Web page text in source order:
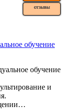
ОТЗЫВЫ
обучение
и